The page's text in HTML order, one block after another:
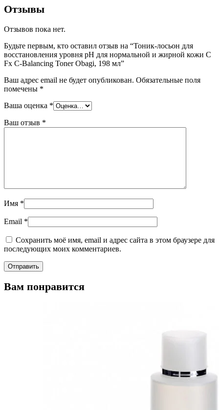
Отзывы
Отзывов пока нет.
Будьте первым, кто оставил отзыв на “Тоник-лосьон для
восстановления уровня pH для нормальной и жирной кожи C
Fx C-Balancing Toner Obagi, 198 мл”
Ваш адрес email не будет опубликован. Обязательные поля
помечены *
Ваша оценка *
Ваш отзыв *
Имя *
Email *
Сохранить моё имя, email и адрес сайта в этом браузере для
последующих моих комментариев.
Вам понравится